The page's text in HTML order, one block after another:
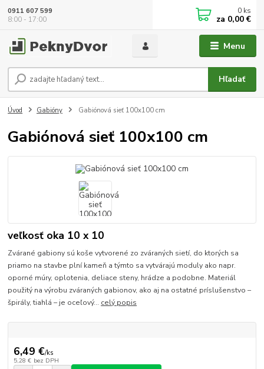
Menu
Hľadať
0911 607 599
8:00 - 17:00
0 ks
za 0,00 €
Úvod Gabióny Gabiónová sieť 100x100 cm
Gabiónová sieť 100x100 cm
veľkosť oka 10 x 10
Zvárané gabiony sú koše vytvorené zo zváraných sietí, do ktorých sa
priamo na stavbe plní kameň a týmto sa vytvárajú moduly ako napr.
oporné múry, oplotenia, deliace steny, hrádze a podobne. Materiál
použitý na výrobu zváraných gabionov, ako aj na ostatné príslušenstvo –
špirály, tiahlá – je oceľový... celý popis
6,49 €/ks
5,28 € bez DPH